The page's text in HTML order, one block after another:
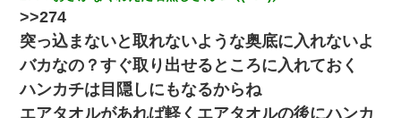
>>274
突っ込まないと取れないような奥底に入れないよ
バカなの？すぐ取り出せるところに入れておく
ハンカチは目隠しにもなるからね
エアタオルがあれば軽くエアタオルの後にハンカ